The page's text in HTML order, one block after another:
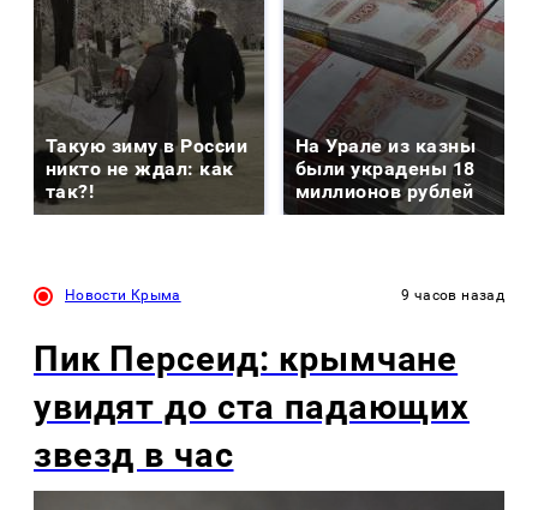
Такую зиму в России
никто не ждал: как
так?!
На Урале из казны
были украдены 18
миллионов рублей
Новости Крыма 9 часов назад
Пик Персеид: крымчане
увидят до ста падающих
звезд в час